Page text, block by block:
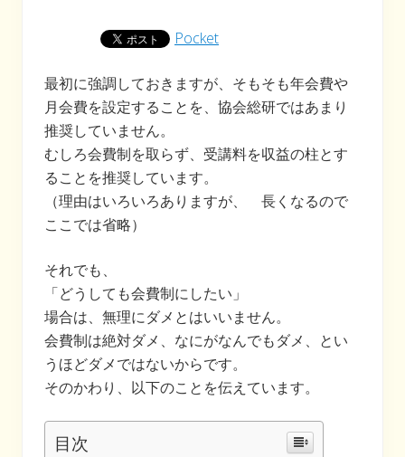
Pocket
最初に強調しておきますが、そもそも年会費や
月会費を設定することを、協会総研ではあまり
推奨していません。
むしろ会費制を取らず、受講料を収益の柱とす
ることを推奨しています。
（理由はいろいろありますが、 長くなるので
ここでは省略）
それでも、
「どうしても会費制にしたい」
場合は、無理にダメとはいいません。
会費制は絶対ダメ、なにがなんでもダメ、とい
うほどダメではないからです。
そのかわり、以下のことを伝えています。
目次